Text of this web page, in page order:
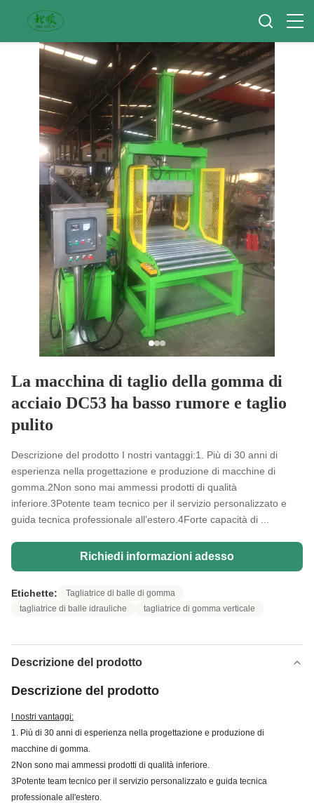
La macchina di taglio della gomma di
acciaio DC53 ha basso rumore e taglio
pulito
Descrizione del prodotto I nostri vantaggi:1. Più di 30 anni di
esperienza nella progettazione e produzione di macchine di
gomma.2Non sono mai ammessi prodotti di qualità
inferiore.3Potente team tecnico per il servizio personalizzato e
guida tecnica professionale all'estero.4Forte capacità di ...
Richiedi informazioni adesso
Etichette:
Tagliatrice di balle di gomma
tagliatrice di balle idrauliche
tagliatrice di gomma verticale
Descrizione del prodotto
Descrizione del prodotto
I nostri vantaggi:
1. Più di 30 anni di esperienza nella progettazione e produzione di
macchine di gomma.
2Non sono mai ammessi prodotti di qualità inferiore.
3Potente team tecnico per il servizio personalizzato e guida tecnica
professionale all'estero.